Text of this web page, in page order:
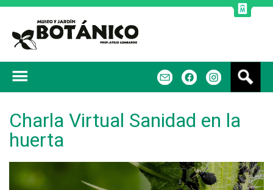
Charla Virtual Sanidad en la
huerta
s
a